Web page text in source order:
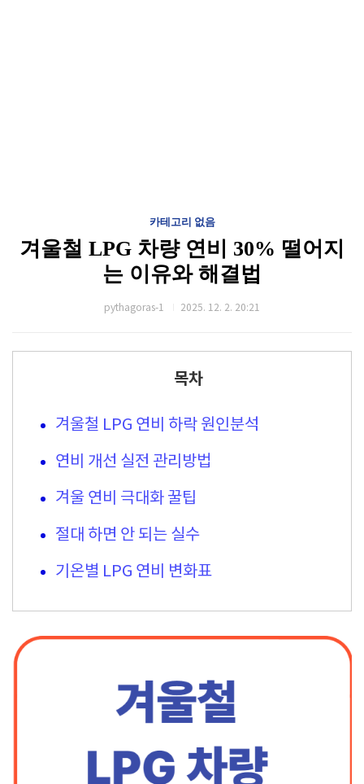
카테고리 없음
겨울철 LPG 차량 연비 30% 떨어지
는 이유와 해결법
pythagoras-1 2025. 12. 2. 20:21
목차
겨울철 LPG 연비 하락 원인분석
연비 개선 실전 관리방법
겨울 연비 극대화 꿀팁
절대 하면 안 되는 실수
기온별 LPG 연비 변화표